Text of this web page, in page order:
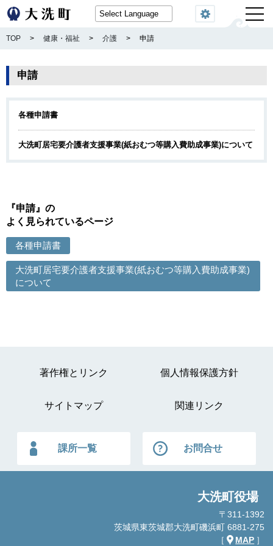
閲覧機能
TOP > 健康・福祉 > 介護 > 申請
申請
各種申請書
大洗町居宅要介護者支援事業(紙おむつ等購入費助成事業)について
『申請』の
よく見られているページ
各種申請書
大洗町居宅要介護者支援事業(紙おむつ等購入費助成事業)
について
著作権とリンク 個人情報保護方針
サイトマップ 関連リンク
課所一覧 お問合せ
大洗町役場
〒311-1392
茨城県東茨城郡大洗町磯浜町 6881-275
［
MAP ］